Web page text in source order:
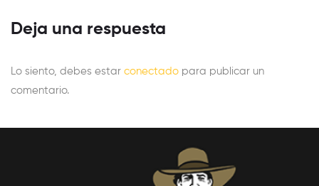
Cheese
Deja una respuesta
Lo siento, debes estar conectado para publicar un
comentario.